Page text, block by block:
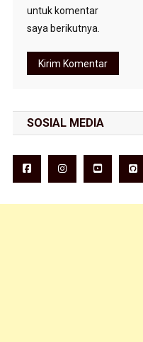
untuk komentar
saya berikutnya.
SOSIAL MEDIA